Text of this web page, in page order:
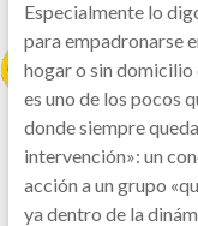
Especialmente lo
para empadronarse
hogar o sin
es uno de los pocos
donde siempre
intervención»: un
acción a un grupo
ya dentro de la